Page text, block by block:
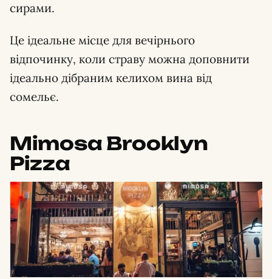
сирами.
Це ідеальне місце для вечірнього
відпочинку, коли страву можна доповнити
ідеально дібраним келихом вина від
сомельє.
Mimosa Brooklyn
Pizza